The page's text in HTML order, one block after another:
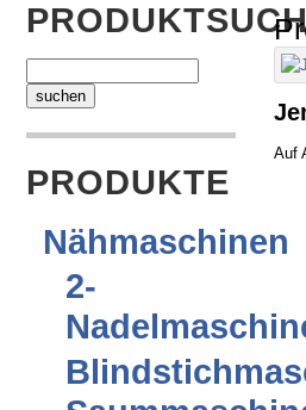
PRODUKTE
Nähmaschinen
2-
Auf